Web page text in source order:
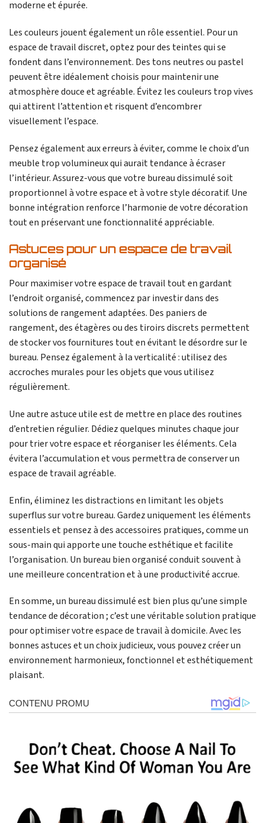
moderne et épurée.
Les couleurs jouent également un rôle essentiel. Pour un
espace de travail discret, optez pour des teintes qui se
fondent dans l’environnement. Des tons neutres ou pastel
peuvent être idéalement choisis pour maintenir une
atmosphère douce et agréable. Évitez les couleurs trop vives
qui attirent l’attention et risquent d’encombrer
visuellement l’espace.
Pensez également aux erreurs à éviter, comme le choix d’un
meuble trop volumineux qui aurait tendance à écraser
l’intérieur. Assurez-vous que votre bureau dissimulé soit
proportionnel à votre espace et à votre style décoratif. Une
bonne intégration renforce l’harmonie de votre décoration
tout en préservant une fonctionnalité appréciable.
Astuces pour un espace de travail
organisé
Pour maximiser votre espace de travail tout en gardant
l’endroit organisé, commencez par investir dans des
solutions de rangement adaptées. Des paniers de
rangement, des étagères ou des tiroirs discrets permettent
de stocker vos fournitures tout en évitant le désordre sur le
bureau. Pensez également à la verticalité : utilisez des
accroches murales pour les objets que vous utilisez
régulièrement.
Une autre astuce utile est de mettre en place des routines
d’entretien régulier. Dédiez quelques minutes chaque jour
pour trier votre espace et réorganiser les éléments. Cela
évitera l’accumulation et vous permettra de conserver un
espace de travail agréable.
Enfin, éliminez les distractions en limitant les objets
superflus sur votre bureau. Gardez uniquement les éléments
essentiels et pensez à des accessoires pratiques, comme un
sous-main qui apporte une touche esthétique et facilite
l’organisation. Un bureau bien organisé conduit souvent à
une meilleure concentration et à une productivité accrue.
En somme, un bureau dissimulé est bien plus qu’une simple
tendance de décoration ; c’est une véritable solution pratique
pour optimiser votre espace de travail à domicile. Avec les
bonnes astuces et un choix judicieux, vous pouvez créer un
environnement harmonieux, fonctionnel et esthétiquement
plaisant.